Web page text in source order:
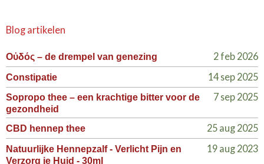
Blog artikelen
Οὐδός – de drempel van genezing 2 feb 2026
Constipatie 14 sep 2025
Sopropo thee – een krachtige bitter voor de
gezondheid
7 sep 2025
CBD hennep thee 25 aug 2025
Natuurlijke Hennepzalf - Verlicht Pijn en
Verzorg je Huid - 30ml
19 aug 2023